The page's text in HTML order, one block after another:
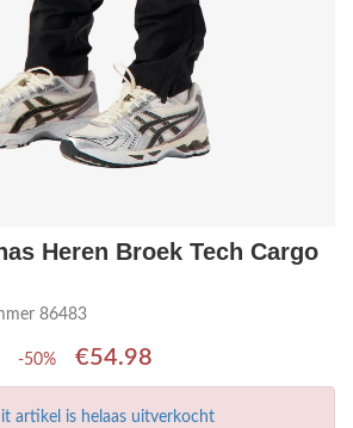
Heren Broek Tech Cargo
86483
-50% €54.98
artikel is helaas uitverkocht